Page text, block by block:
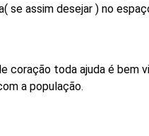
se assim desejar ) no
coração toda ajuda é bem
a população.